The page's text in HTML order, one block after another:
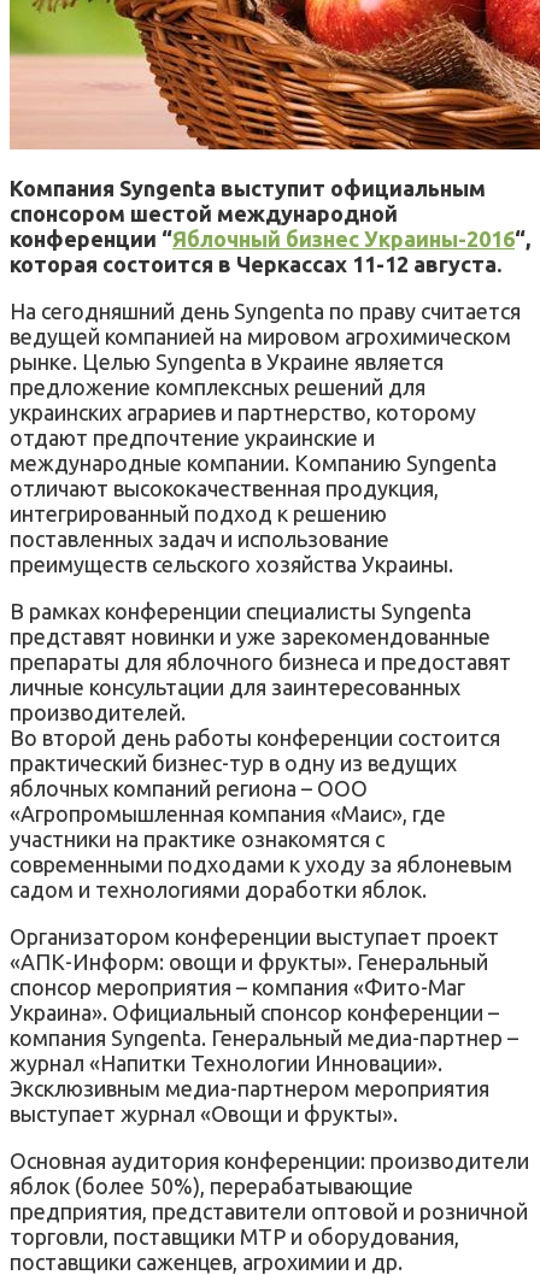
Компания Syngenta выступит официальным
спонсором шестой международной
конференции “Яблочный бизнес Украины-2016“,
которая состоится в Черкассах 11-12 августа.
На сегодняшний день Syngenta по праву считается
ведущей компанией на мировом агрохимическом
рынке. Целью Syngenta в Украине является
предложение комплексных решений для
украинских аграриев и партнерство, которому
отдают предпочтение украинские и
международные компании. Компанию Syngenta
отличают высококачественная продукция,
интегрированный подход к решению
поставленных задач и использование
преимуществ сельского хозяйства Украины.
В рамках конференции специалисты Syngenta
представят новинки и уже зарекомендованные
препараты для яблочного бизнеса и предоставят
личные консультации для заинтересованных
производителей.
Во второй день работы конференции состоится
практический бизнес-тур в одну из ведущих
яблочных компаний региона – ООО
«Агропромышленная компания «Маис», где
участники на практике ознакомятся с
современными подходами к уходу за яблоневым
садом и технологиями доработки яблок.
Организатором конференции выступает проект
«АПК-Информ: овощи и фрукты». Генеральный
спонсор мероприятия – компания «Фито-Маг
Украина». Официальный спонсор конференции –
компания Syngenta. Генеральный медиа-партнер –
журнал «Напитки Технологии Инновации».
Эксклюзивным медиа-партнером мероприятия
выступает журнал «Овощи и фрукты».
Основная аудитория конференции: производители
яблок (более 50%), перерабатывающие
предприятия, представители оптовой и розничной
торговли, поставщики МТР и оборудования,
поставщики саженцев, агрохимии и др.